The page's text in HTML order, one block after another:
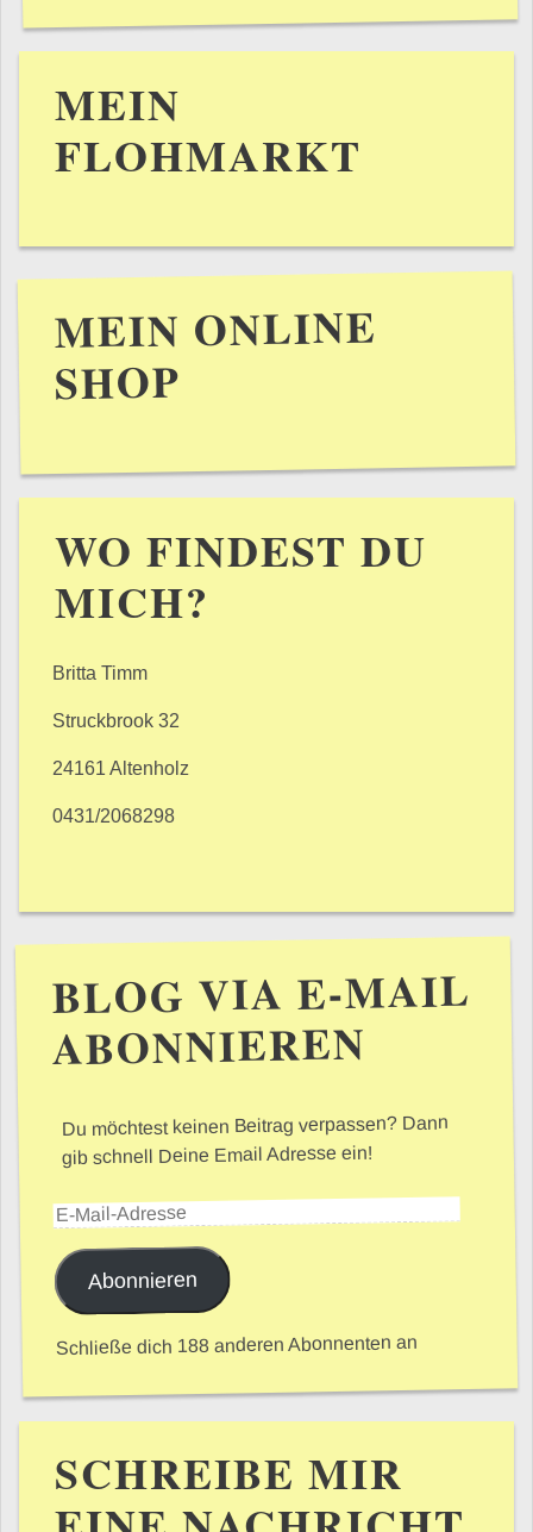
MEIN
FLOHMARKT
MEIN ONLINE
SHOP
WO FINDEST DU
MICH?
Britta Timm
Struckbrook 32
24161 Altenholz
0431/2068298
BLOG VIA E-MAIL
ABONNIEREN
Du möchtest keinen Beitrag verpassen? Dann
gib schnell Deine Email Adresse ein!
E-Mail-Adresse
Abonnieren
Schließe dich 188 anderen Abonnenten an
SCHREIBE MIR